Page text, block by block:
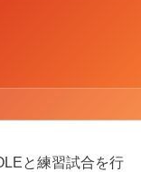
と練習試合を行